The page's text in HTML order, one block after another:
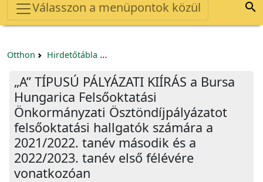
Válasszon a menüpontok közül 
Otthon Hirdetőtábla
„A” TÍPUSÚ PÁLYÁZATI KIÍRÁS a Bursa
Hungarica Felsőoktatási
Önkormányzati Ösztöndíjpályázatot
felsőoktatási hallgatók számára a
2021/2022. tanév második és a
2022/2023. tanév első félévére
vonatkozóan